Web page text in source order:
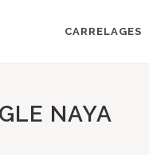
CARRELAGES
NAYA